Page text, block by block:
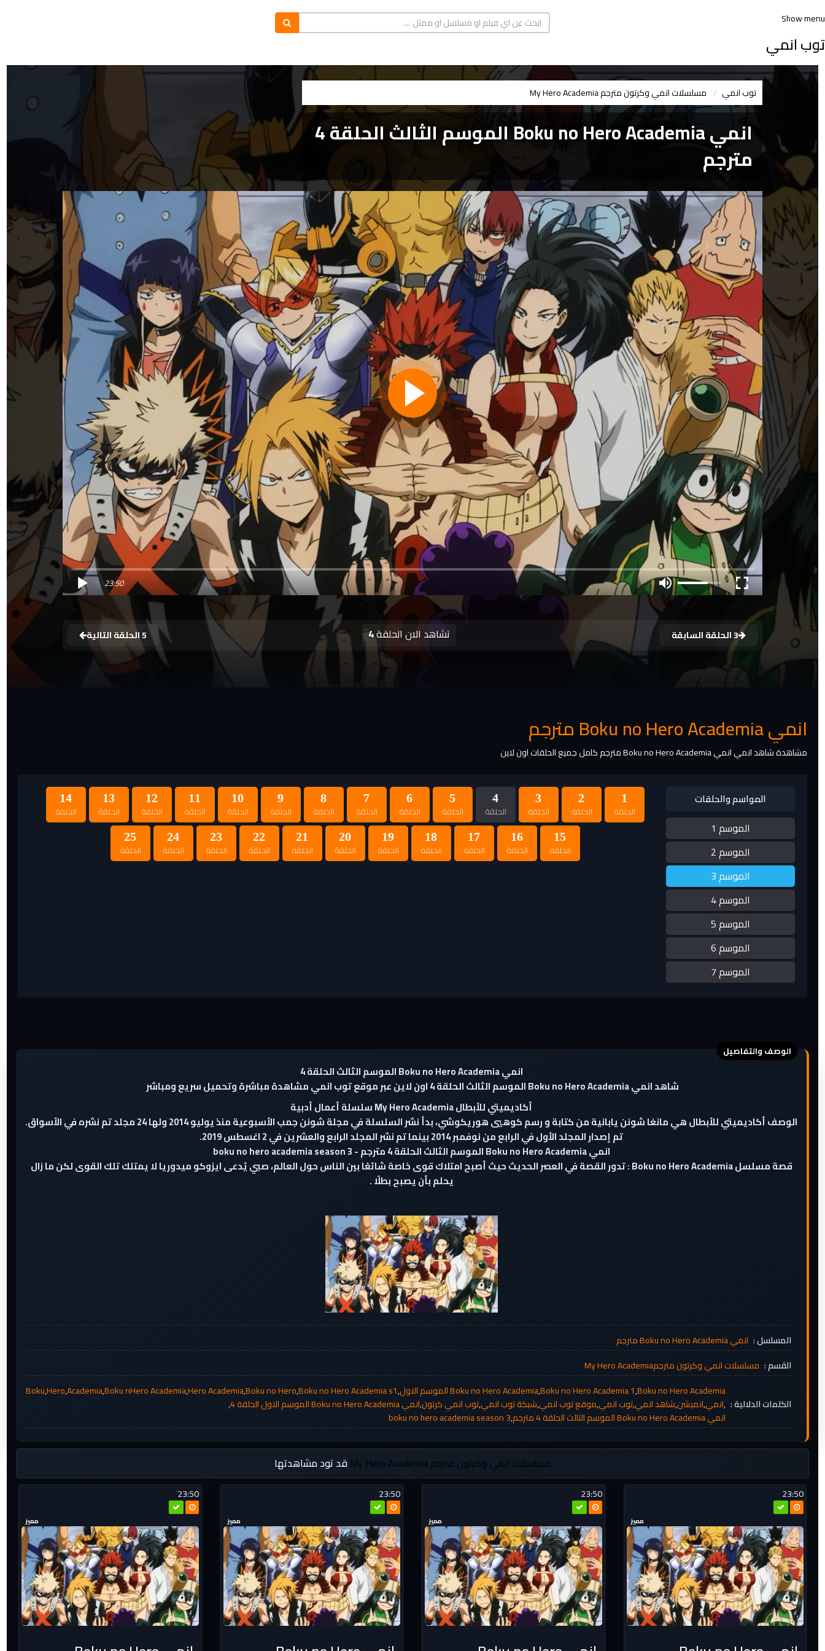
Show menu
توب انمي
توب انمي مسلسلات انمي وكرتون مترجمMy Hero Academia
انمي Boku no Hero Academia الموسم الثالث الحلقة 4
مترجم
23:50
3 الحلقة السابقة تشاهد الان الحلقة4 5 الحلقة التالية
انمي Boku no Hero Academia مترجم
مشاهدة شاهد انمي انمي Boku no Hero Academia مترجم كامل جميع الحلقات اون لاين
المواسم والحلقات
الموسم 1
الموسم 2
الموسم 3
الموسم 4
الموسم 5
الموسم 6
الموسم 7
1
الحلقة
2
الحلقة
3
الحلقة
4
الحلقة
5
الحلقة
6
الحلقة
7
الحلقة
8
الحلقة
9
الحلقة
10
الحلقة
11
الحلقة
12
الحلقة
13
الحلقة
14
الحلقة
15
الحلقة
16
الحلقة
17
الحلقة
18
الحلقة
19
الحلقة
20
الحلقة
21
الحلقة
22
الحلقة
23
الحلقة
24
الحلقة
25
الحلقة
انمي Boku no Hero Academia الموسم الثالث الحلقة 4
شاهد انمي Boku no Hero Academia الموسم الثالث الحلقة 4 اون لاين عبر موقع توب انمي مشاهدة مباشرة وتحميل سريع ومباشر
أكاديميتي للأبطال My Hero Academia سلسلة أعمال أدبية
الوصف أكاديميتي للأبطال هي مانغا شونن يابانية من كتابة و رسم كوهيي هوريكوشي، بدأ نشر السلسلة في مجلة شونن جمب الأسبوعية منذ يوليو 2014 ولها 24 مجلد تم نشره في الأسواق.
تم إصدار المجلد الأول في الرابع من نوفمبر 2014 بينما تم نشر المجلد الرابع والعشرين في 2 اغسطس 2019.
انمي Boku no Hero Academia الموسم الثالث الحلقة 4 مترجم - boku no hero academia season 3
قصة مسلسل Boku no Hero Academia : تدور القصة في العصر الحديث حيث أصبح امتلاك قوى خاصة شائعًا بين الناس حول العالم، صبي يٌدعى ايزوكو ميدوريا لا يمتلك تلك القوى لكن ما زال
يحلم بأن يصبح بطلًا .
المسلسل : انمي Boku no Hero Academia مترجم
القسم : مسلسلات انمي وكرتون مترجمMy Hero Academia
الكلمات الدلالية :
Boku no Hero Academia
,
Boku no Hero Academia 1
,Boku no Hero Academia الموسم الاول ,
Boku no Hero Academia s1
,
Boku no Hero
,
Hero Academia
,
Boku nHero Academia
,
Academia
,
Hero
,
Boku
,انمي,انميشن,شاهد انمي,توب انمي,موقع توب انمي,شبكة توب انمي,توب انمي كرتون,انمي Boku no Hero Academia الموسم الاول الحلقة 4
,
انمي Boku no Hero Academia الموسم الثالث الحلقة 4 مترجم
,
boku no hero academia season 3
مسلسلات انمي وكرتون مترجمMy Hero Academia قد تود مشاهدتها
23:50
مميز
23:50
مميز
23:50
مميز
23:50
مميز